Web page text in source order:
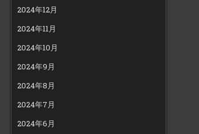
2024年12月
2024年11月
2024年10月
2024年9月
2024年8月
2024年7月
2024年6月